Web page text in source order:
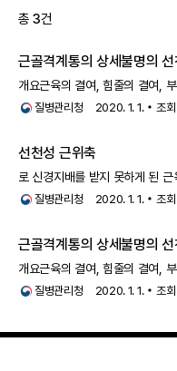
총3건
근골격계통의 상세불명의 선
개요근육의 결여, 힘줄의 결여,
협착띠, 선천성 짧은힘줄 외에도
질병관리청 2020. 1. 1. 조회
선천성 근위축
로 신경지배를 받지 못하게 된
위축된 것을선천성 근위축 이라
질병관리청 2020. 1. 1. 조회
근골격계통의 상세불명의 선
개요근육의 결여, 힘줄의 결여,
협착띠, 선천성 짧은힘줄 외에도
질병관리청 2020. 1. 1. 조회